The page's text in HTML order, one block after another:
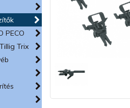
PECO
Trix